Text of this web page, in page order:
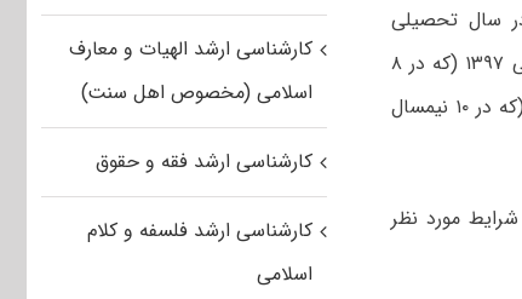
سال تحصیلی
۱۴۰۱-۱۴۰۲، از بین دانش آموختگان ممتاز مقطع کارشناسی پیوسته ورودی سال تحصیلی ۱۳۹۷ (که در ۸
نیمسال فارغ التحصیل شوند) و دانشجویان دو رشته ای ورودی سال تحصیلی ۱۳۹۶ (که در ۱۰ نیمسال
مورد نظر
کارشناسی ارشد الهیات و معارف
اسلامی (مخصوص اهل سنت)
کارشناسی ارشد فقه و حقوق
کارشناسی ارشد فلسفه و کلام
اسلامی